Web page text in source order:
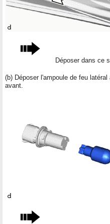
Déposer dans ce
(b) Déposer l'ampoule de feu
avant.